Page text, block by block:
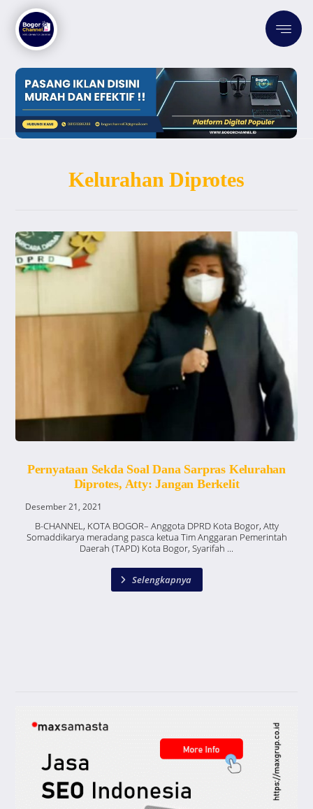
Kelurahan Diprotes
Pernyataan Sekda Soal Dana Sarpras Kelurahan
Diprotes, Atty: Jangan Berkelit
Desember 21, 2021
B-CHANNEL, KOTA BOGOR– Anggota DPRD Kota Bogor, Atty
Somaddikarya meradang pasca ketua Tim Anggaran Pemerintah
Daerah (TAPD) Kota Bogor, Syarifah ...
Selengkapnya